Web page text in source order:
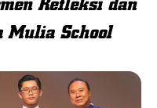
Mulia School